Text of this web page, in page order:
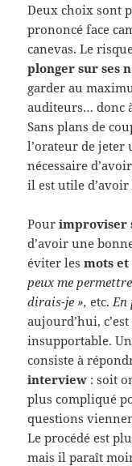
Deux choix sont
prononcé face
canevas. Le
plonger sur ses
garder au
auditeurs… donc
Sans plans de
l’orateur de
nécessaire
il est utile d’avoir
Pourimproviser
d’avoir une
éviter lesmots
peux me
dirais-je », etc. En
aujourd’hui,
insupportable.
consiste à
interview : soit
plus compliqué
questions
Le procédé est
mais il paraît